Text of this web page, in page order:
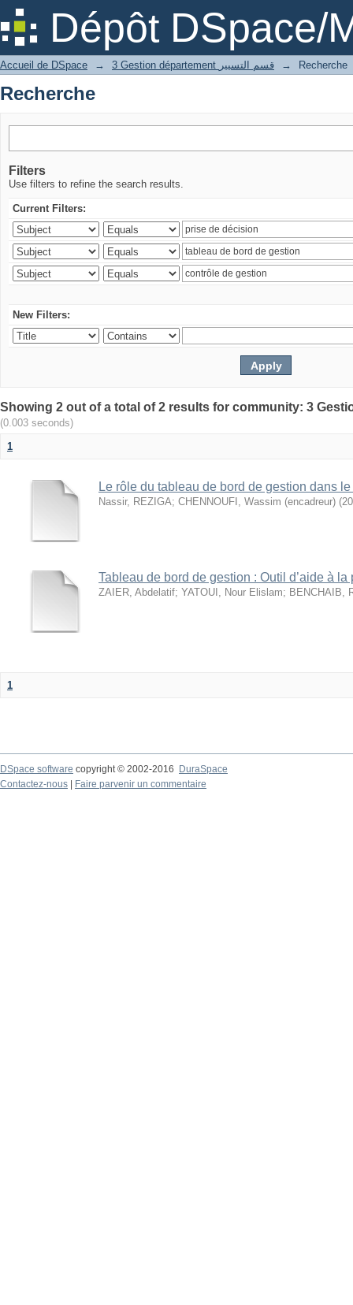
Dépôt DSpace/
Recherche
Accueil de DSpace → 3 Gestion département قسم التسيير → Recherche
Recherche
Filters
Use filters to refine the search results.
Current Filters:
New Filters:
(0.003 seconds)
1
Le rôle du tableau de bord de gestion dans
Nassir, REZIGA; CHENNOUFI, Wassim (encadreur) (
Tableau de bord de gestion : Outil d’aide à
ZAIER, Abdelatif; YATOUI, Nour Elislam; BENCHAIB,
1
DSpace software copyright © 2002-2016
DuraSpace
Contactez-nous
Faire parvenir un commentaire